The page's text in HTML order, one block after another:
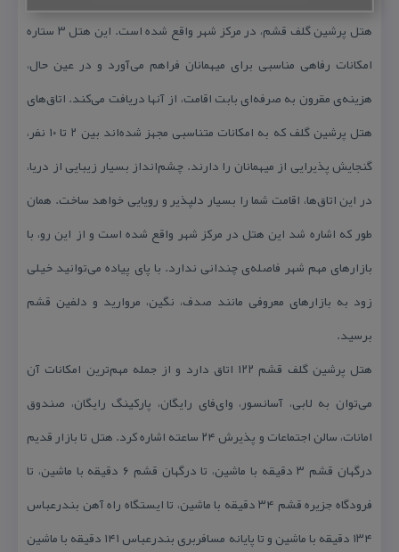
هتل پرشین گلف قشم، در مركز شهر واقع شده است. این هتل ۳ ستاره
امكانات رفاهی مناسبی برای میهمانان فراهم می‌آورد و در عین حال،
هزینه‌ی مقرون به صرفه‌ای بابت اقامت، از آنها دریافت می‌كند. اتاق‌های
هتل پرشین گلف كه به امكانات متناسبی مجهز شده‌اند بین ۲ تا ۱۰ نفر،
گنجایش پذیرایی از میهمانان را دارند. چشم‌انداز بسیار زیبایی از دریا،
در این اتاق‌ها، اقامت شما را بسیار دلپذیر و رویایی خواهد ساخت. همان
طور كه اشاره شد این هتل در مركز شهر واقع شده است و از این رو، با
بازارهای مهم شهر فاصله‌ی چندانی ندارد. با پای پیاده می‌توانید خیلی
زود به بازارهای معروفی مانند صدف، نگین، مروارید و دلفین قشم
برسید.
هتل پرشین گلف قشم ۱۲۲ اتاق دارد و از جمله مهم‌ترین امكانات آن
می‌توان به لابی، آسانسور، وای‌فای رایگان، پاركینگ رایگان، صندوق
امانات، سالن اجتماعات و پذیرش ۲۴ ساعته اشاره كرد. هتل تا بازار قدیم
درگهان قشم ۳ دقیقه با ماشین، تا درگهان قشم ۶ دقیقه با ماشین، تا
فرودگاه جزیره قشم ۳۴ دقیقه با ماشین، تا ایستگاه راه آهن بندرعباس
۱۳۴ دقیقه با ماشین و تا پایانه مسافربری بندرعباس ۱۴۱ دقیقه با ماشین